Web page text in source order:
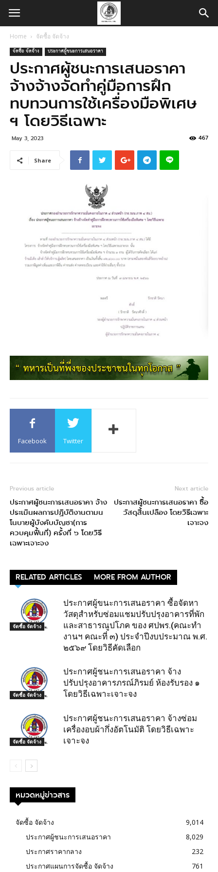
Home จัดซื้อ จัดจ้าง
จัดซื้อ จัดจ้าง ประกาศผู้ชนะการเสนอราคา
ประกาศผู้ชนะการเสนอราคา
จ้างจ้างจัดทำคู่มือการฝึก
ทบทวนการใช้เครื่องมือพิเศษ
ฯ โดยวิธีเฉพาะ
May 3, 2023 467
Share
Facebook Twitter
Previous article
ประกาศผู้ชนะการเสนอราคา จ้าง
ประเมินผลการปฏิบัติงานตามน
โนบายผู้บังคับบัญชา(การ
ควบคุมฟื้นที่) ครั้งที่ ๖ โดยวิธี
เฉพาะเจาะจง
Next article
ประกาสผู้ชนะการเสนอราคา ซื้อ
วัสดุสิ้นเปลือง โดยวิธีเฉพาะ
เจาะจง
RELATED ARTICLES MORE FROM AUTHOR
จัดซื้อ จัดจ้าง
ประกาศผู้ขนะการเสนอราคา ซื้อจัดหา
วัสดุสำหรับซ่อมแชมปรับปรุงอาคารที่พัก
และสาธารณูปโภค ของ ศปพร.(คณะทำ
งานฯ คณะที่ ๓) ประจำปีงบประมาณ พ.ศ.
๒๕๖๙ โดยวิธีคัดเลือก
จัดซื้อ จัดจ้าง
ประกาศผู้ชนะการเสนอราคา จ้าง
ปรับปรุงอาคารภรณ์ภิรมย์ ห้องรับรอง ๑
โดยวิธีเฉพาะเจาะจง
จัดซื้อ จัดจ้าง
ประกาศผู้ชนะการเสนอราคา จ้างซ่อม
เครื่องอบผ้ากึ่งอัตโนมัติ โดยวิธีเฉพาะ
เจาะจง
หมวดหมู่ข่าวสาร
จัดซื้อ จัดจ้าง
9,014
ประกาศผู้ชนะการเสนอราคา
8,029
ประกาศราคากลาง
232
ประกาศแผนการจัดซื้อ จัดจ้าง
761